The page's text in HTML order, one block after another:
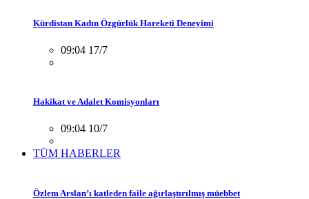
Kürdistan Kadın Özgürlük Hareketi Deneyimi
09:04 17/7
Hakikat ve Adalet Komisyonları
09:04 10/7
TÜM HABERLER
Özlem Arslan’ı katleden faile ağırlaştırılmış müebbet